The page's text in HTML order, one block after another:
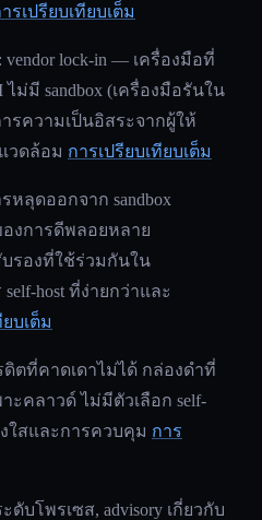
รเปรียบเทียบเต็ม
: vendor lock-in — เครื่องมือที่
ม่มี sandbox (เครื่องมือรันใน
รความเป็นอิสระจากผู้ให้
วดล้อม การเปรียบเทียบเต็ม
รหลุดออกจาก sandbox
งการดีพลอยหลาย
รองที่ใช้ร่วมกันใน
host ที่ง่ายกว่าและ
บเต็ม
ดิตที่คาดเดาไม่ได้ กล่องดำที่
ะคลาวด์ ไม่มีตัวเลือก self-
ใสและการควบคุม การ
ดับโพรเซส, advisory เกี่ยวกับ